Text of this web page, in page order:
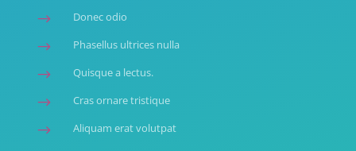
$ Donec odio
$ Phasellus ultrices nulla
$ Quisque a lectus.
$ Cras ornare tristique
$ Aliquam erat volutpat